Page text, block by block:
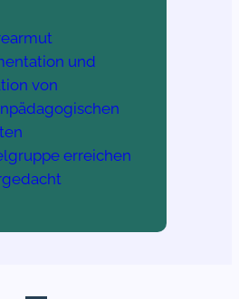
und
von
erreichen